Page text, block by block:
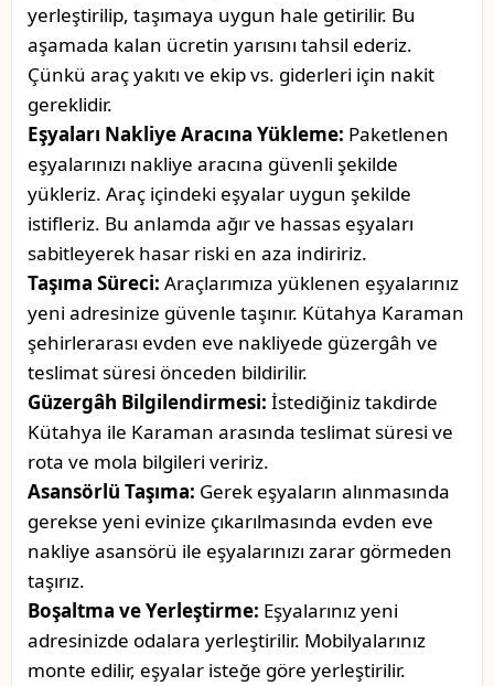
yerleştirilip, taşımaya uygun hale getirilir. Bu
aşamada kalan ücretin yarısını tahsil ederiz.
Çünkü araç yakıtı ve ekip vs. giderleri için nakit
gereklidir.
Eşyaları Nakliye Aracına Yükleme: Paketlenen
eşyalarınızı nakliye aracına güvenli şekilde
yükleriz. Araç içindeki eşyalar uygun şekilde
istifleriz. Bu anlamda ağır ve hassas eşyaları
sabitleyerek hasar riski en aza indiririz.
Taşıma Süreci: Araçlarımıza yüklenen eşyalarınız
yeni adresinize güvenle taşınır. Kütahya Karaman
şehirlerarası evden eve nakliyede güzergâh ve
teslimat süresi önceden bildirilir.
Güzergâh Bilgilendirmesi: İstediğiniz takdirde
Kütahya ile Karaman arasında teslimat süresi ve
rota ve mola bilgileri veririz.
Asansörlü Taşıma: Gerek eşyaların alınmasında
gerekse yeni evinize çıkarılmasında evden eve
nakliye asansörü ile eşyalarınızı zarar görmeden
taşırız.
Boşaltma ve Yerleştirme: Eşyalarınız yeni
adresinizde odalara yerleştirilir. Mobilyalarınız
monte edilir, eşyalar isteğe göre yerleştirilir.